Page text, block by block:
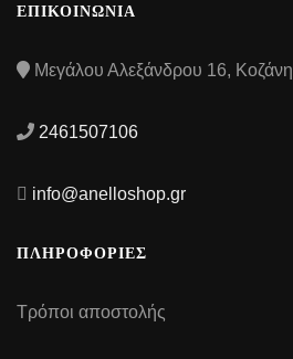
ΕΠΙΚΟΙΝΩΝΙΑ
Μεγάλου Αλεξάνδρου 16, Κοζάνη
2461507106
info@anelloshop.gr
ΠΛΗΡΟΦΟΡΙΕΣ
Τρόποι αποστολής